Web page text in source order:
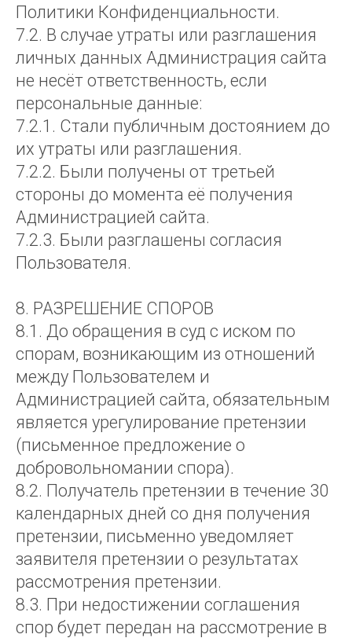
Политики Конфиденциальности.
7.2. В случае утраты или разглашения
личных данных Администрация сайта
не несёт ответственность, если
персональные данные:
7.2.1. Стали публичным достоянием до
их утраты или разглашения.
7.2.2. Были получены от третьей
стороны до момента её получения
Администрацией сайта.
7.2.3. Были разглашены согласия
Пользователя.
8. РАЗРЕШЕНИЕ СПОРОВ
8.1. До обращения в суд с иском по
спорам, возникающим из отношений
между Пользователем и
Администрацией сайта, обязательным
является урегулирование претензии
(письменное предложение о
добровольномании спора).
8.2. Получатель претензии в течение 30
календарных дней со дня получения
претензии, письменно уведомляет
заявителя претензии о результатах
рассмотрения претензии.
8.3. При недостижении соглашения
спор будет передан на рассмотрение в